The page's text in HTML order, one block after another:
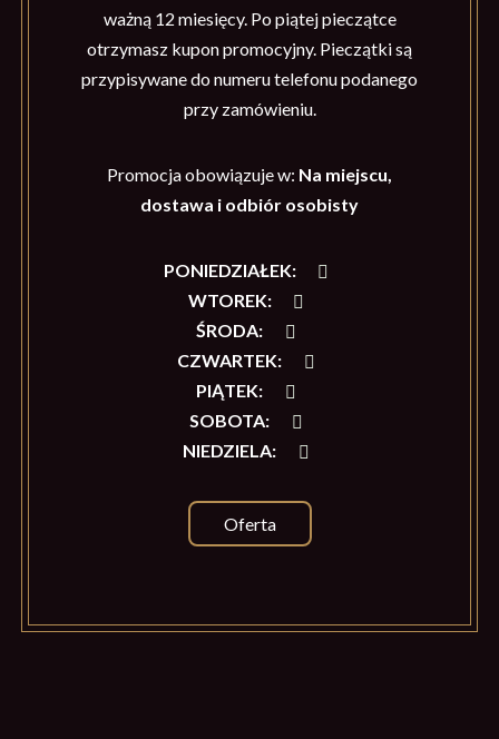
ważną 12 miesięcy. Po piątej pieczątce
otrzymasz kupon promocyjny. Pieczątki są
przypisywane do numeru telefonu podanego
przy zamówieniu.
Promocja obowiązuje w: Na miejscu,
dostawa i odbiór osobisty
PONIEDZIAŁEK:
WTOREK:
ŚRODA:
CZWARTEK:
PIĄTEK:
SOBOTA:
NIEDZIELA:
Oferta